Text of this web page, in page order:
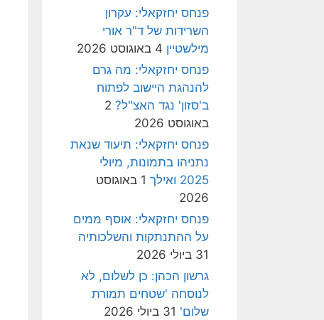
פנחס יחזקאלי: עקרון
השרידות של ד"ר אורי
מילשטיין 4 באוגוסט 2026
פנחס יחזקאלי: מה גרם
להנהגת היישוב לפתוח
ב'סזון' נגד האצ"ל? 2
באוגוסט 2026
פנחס יחזקאלי: תיעוד שנאת
נתניהו בתמונות, מיולי
2025 ואילך
1 באוגוסט
2026
פנחס יחזקאלי: אוסף ממים
על ההתנתקות והשלכותיה
31 ביולי 2026
גרשון הכהן: כן לשלום, לא
לנוסחה 'שטחים תמורת
שלום' 31 ביולי 2026